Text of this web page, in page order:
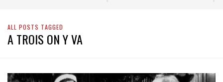
ALL POSTS TAGGED
A TROIS ON Y VA